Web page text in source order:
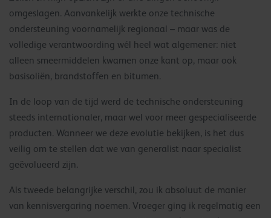
omgeslagen. Aanvankelijk werkte onze technische
ondersteuning voornamelijk regionaal – maar was de
volledige verantwoording wél heel wat algemener: niet
alleen smeermiddelen kwamen onze kant op, maar ook
basisoliën, brandstoffen en bitumen.
In de loop van de tijd werd de technische ondersteuning
steeds internationaler, maar wel voor meer gespecialiseerde
producten. Wanneer we deze evolutie bekijken, is het dus
veilig om te stellen dat we van generalist naar specialist
geëvolueerd zijn.
Als tweede belangrijke verschil, zou ik absoluut de manier
van kennisvergaring noemen. Vroeger ging ik regelmatig een